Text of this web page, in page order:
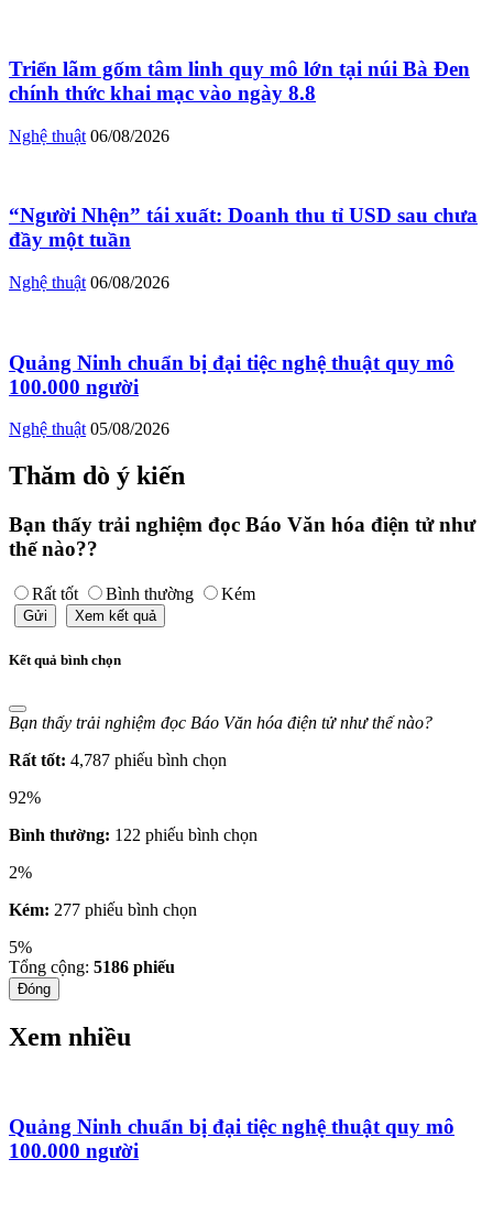
Triển lãm gốm tâm linh quy mô lớn tại núi Bà Đen
chính thức khai mạc vào ngày 8.8
Nghệ thuật 06/08/2026
“Người Nhện” tái xuất: Doanh thu tỉ USD sau chưa
đầy một tuần
Nghệ thuật 06/08/2026
Quảng Ninh chuẩn bị đại tiệc nghệ thuật quy mô
100.000 người
Nghệ thuật 05/08/2026
Thăm dò ý kiến
Bạn thấy trải nghiệm đọc Báo Văn hóa điện tử như
thế nào??
Rất tốt Bình thường Kém
Gửi Xem kết quả
Kết quả bình chọn
Bạn thấy trải nghiệm đọc Báo Văn hóa điện tử như thế nào?
Rất tốt: 4,787 phiếu bình chọn
92%
Bình thường: 122 phiếu bình chọn
2%
Kém: 277 phiếu bình chọn
5%
Tổng cộng: 5186 phiếu
Đóng
Xem nhiều
Quảng Ninh chuẩn bị đại tiệc nghệ thuật quy mô
100.000 người